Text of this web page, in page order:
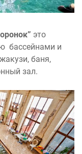
это
бассейнами и
баня,
зал.